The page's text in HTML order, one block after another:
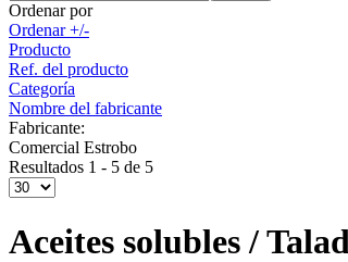
Ordenar por
Ordenar +/-
Producto
Ref. del producto
Categoría
Nombre del fabricante
Fabricante:
Comercial Estrobo
Resultados 1 - 5 de 5
Aceites solubles /